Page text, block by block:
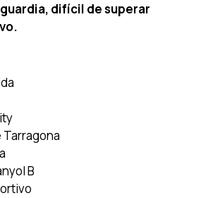
difícil de superar
Tarragona
B